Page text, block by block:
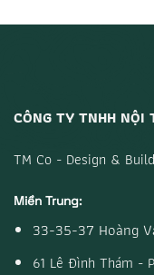
CÔNG TY TNHH NỘI
TM Co - Design & Build
Miền Trung:
33-35-37 Hoàng
61 Lê Đình Thám -